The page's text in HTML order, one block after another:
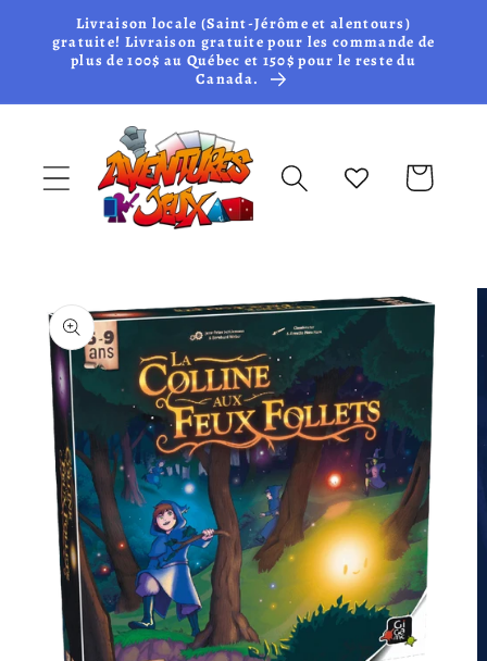
et passer
au
contenu
Livraison locale (Saint-Jérôme et alentours)
gratuite! Livraison gratuite pour les commande de
plus de 100$ au Québec et 150$ pour le reste du
Canada.
Panier
informations
produits